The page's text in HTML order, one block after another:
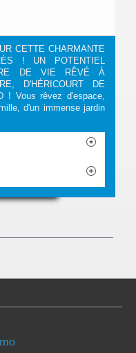
CETTE CHARMANTE
! UN POTENTIEL
DE VIE RÊVÉ À
D'HÉRICOURT DE
! Vous rêvez d'espace,
d'un immense jardin